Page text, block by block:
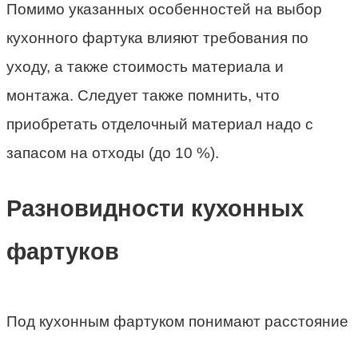
Помимо указанных особенностей на выбор
кухонного фартука влияют требования по
уходу, а также стоимость материала и
монтажа. Следует также помнить, что
приобретать отделочный материал надо с
запасом на отходы (до 10 %).
Разновидности кухонных
фартуков
Под кухонным фартуком понимают расстояние